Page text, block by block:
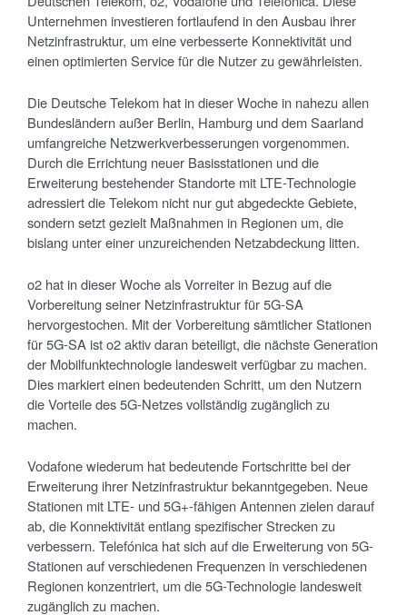
Unternehmen investieren fortlaufend in den Ausbau ihrer
Netzinfrastruktur, um eine verbesserte Konnektivität und
einen optimierten Service für die Nutzer zu gewährleisten.
Die Deutsche Telekom hat in dieser Woche in nahezu allen
Bundesländern außer Berlin, Hamburg und dem Saarland
umfangreiche Netzwerkverbesserungen vorgenommen.
Durch die Errichtung neuer Basisstationen und die
Erweiterung bestehender Standorte mit LTE-Technologie
adressiert die Telekom nicht nur gut abgedeckte Gebiete,
sondern setzt gezielt Maßnahmen in Regionen um, die
bislang unter einer unzureichenden Netzabdeckung litten.
o2 hat in dieser Woche als Vorreiter in Bezug auf die
Vorbereitung seiner Netzinfrastruktur für 5G-SA
hervorgestochen. Mit der Vorbereitung sämtlicher Stationen
für 5G-SA ist o2 aktiv daran beteiligt, die nächste Generation
der Mobilfunktechnologie landesweit verfügbar zu machen.
Dies markiert einen bedeutenden Schritt, um den Nutzern
die Vorteile des 5G-Netzes vollständig zugänglich zu
machen.
Vodafone wiederum hat bedeutende Fortschritte bei der
Erweiterung ihrer Netzinfrastruktur bekanntgegeben. Neue
Stationen mit LTE- und 5G+-fähigen Antennen zielen darauf
ab, die Konnektivität entlang spezifischer Strecken zu
verbessern. Telefónica hat sich auf die Erweiterung von 5G-
Stationen auf verschiedenen Frequenzen in verschiedenen
Regionen konzentriert, um die 5G-Technologie landesweit
zugänglich zu machen.